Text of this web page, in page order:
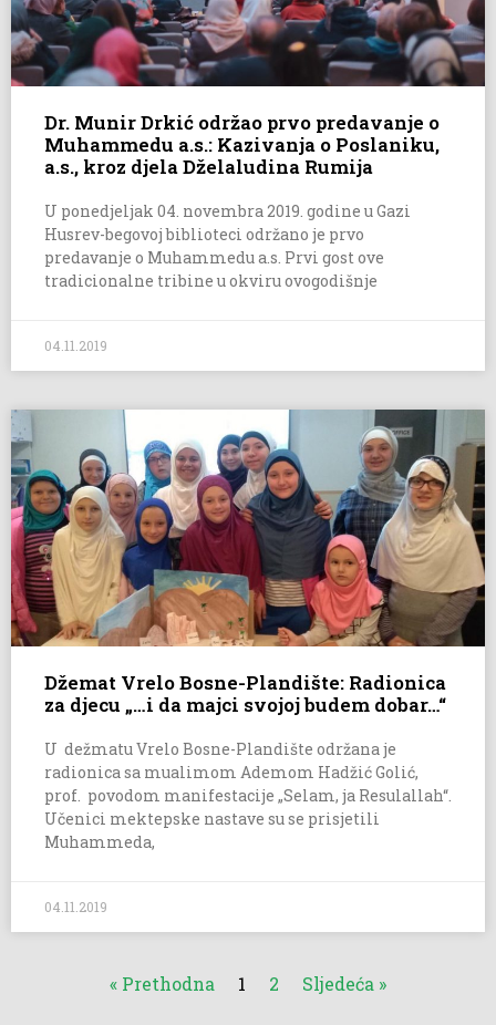
Dr. Munir Drkić održao prvo predavanje o
Muhammedu a.s.: Kazivanja o Poslaniku,
a.s., kroz djela Dželaludina Rumija
U ponedjeljak 04. novembra 2019. godine u Gazi
Husrev-begovoj biblioteci održano je prvo
predavanje o Muhammedu a.s. Prvi gost ove
tradicionalne tribine u okviru ovogodišnje
04.11.2019
Džemat Vrelo Bosne-Plandište: Radionica
za djecu „…i da majci svojoj budem dobar…“
U dežmatu Vrelo Bosne-Plandište održana je
radionica sa mualimom Ademom Hadžić Golić,
prof. povodom manifestacije „Selam, ja Resulallah“.
Učenici mektepske nastave su se prisjetili
Muhammeda,
04.11.2019
« Prethodna 1 2 Sljedeća »